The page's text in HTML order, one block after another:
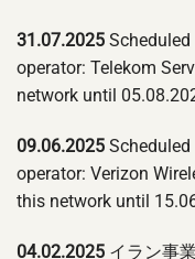
31.07.2025
operator: Telekom
network until
09.06.2025
operator: Verizon
this network until
04.02.2025 イラン事